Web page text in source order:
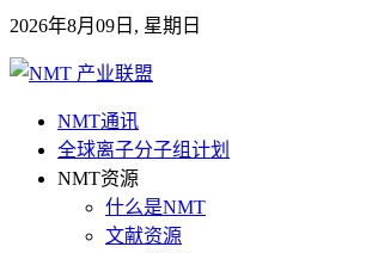
2026年8月09日, 星期日
NMT通讯
全球离子分子组计划
NMT资源
什么是NMT
文献资源